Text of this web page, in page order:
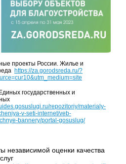
проекты России. Жилье и
https://za.gorodsreda.ru/?
государственных и
repozitoriy/materialy-
v-seti-internet/veb-
bannery/portal-gosuslug/
независимой оценки качества